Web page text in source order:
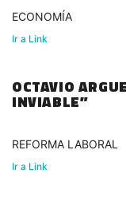
ECONOMÍA
Ir a Link
OCTAVIO
INVIABLE”
REFORMA LABORAL
Ir a Link